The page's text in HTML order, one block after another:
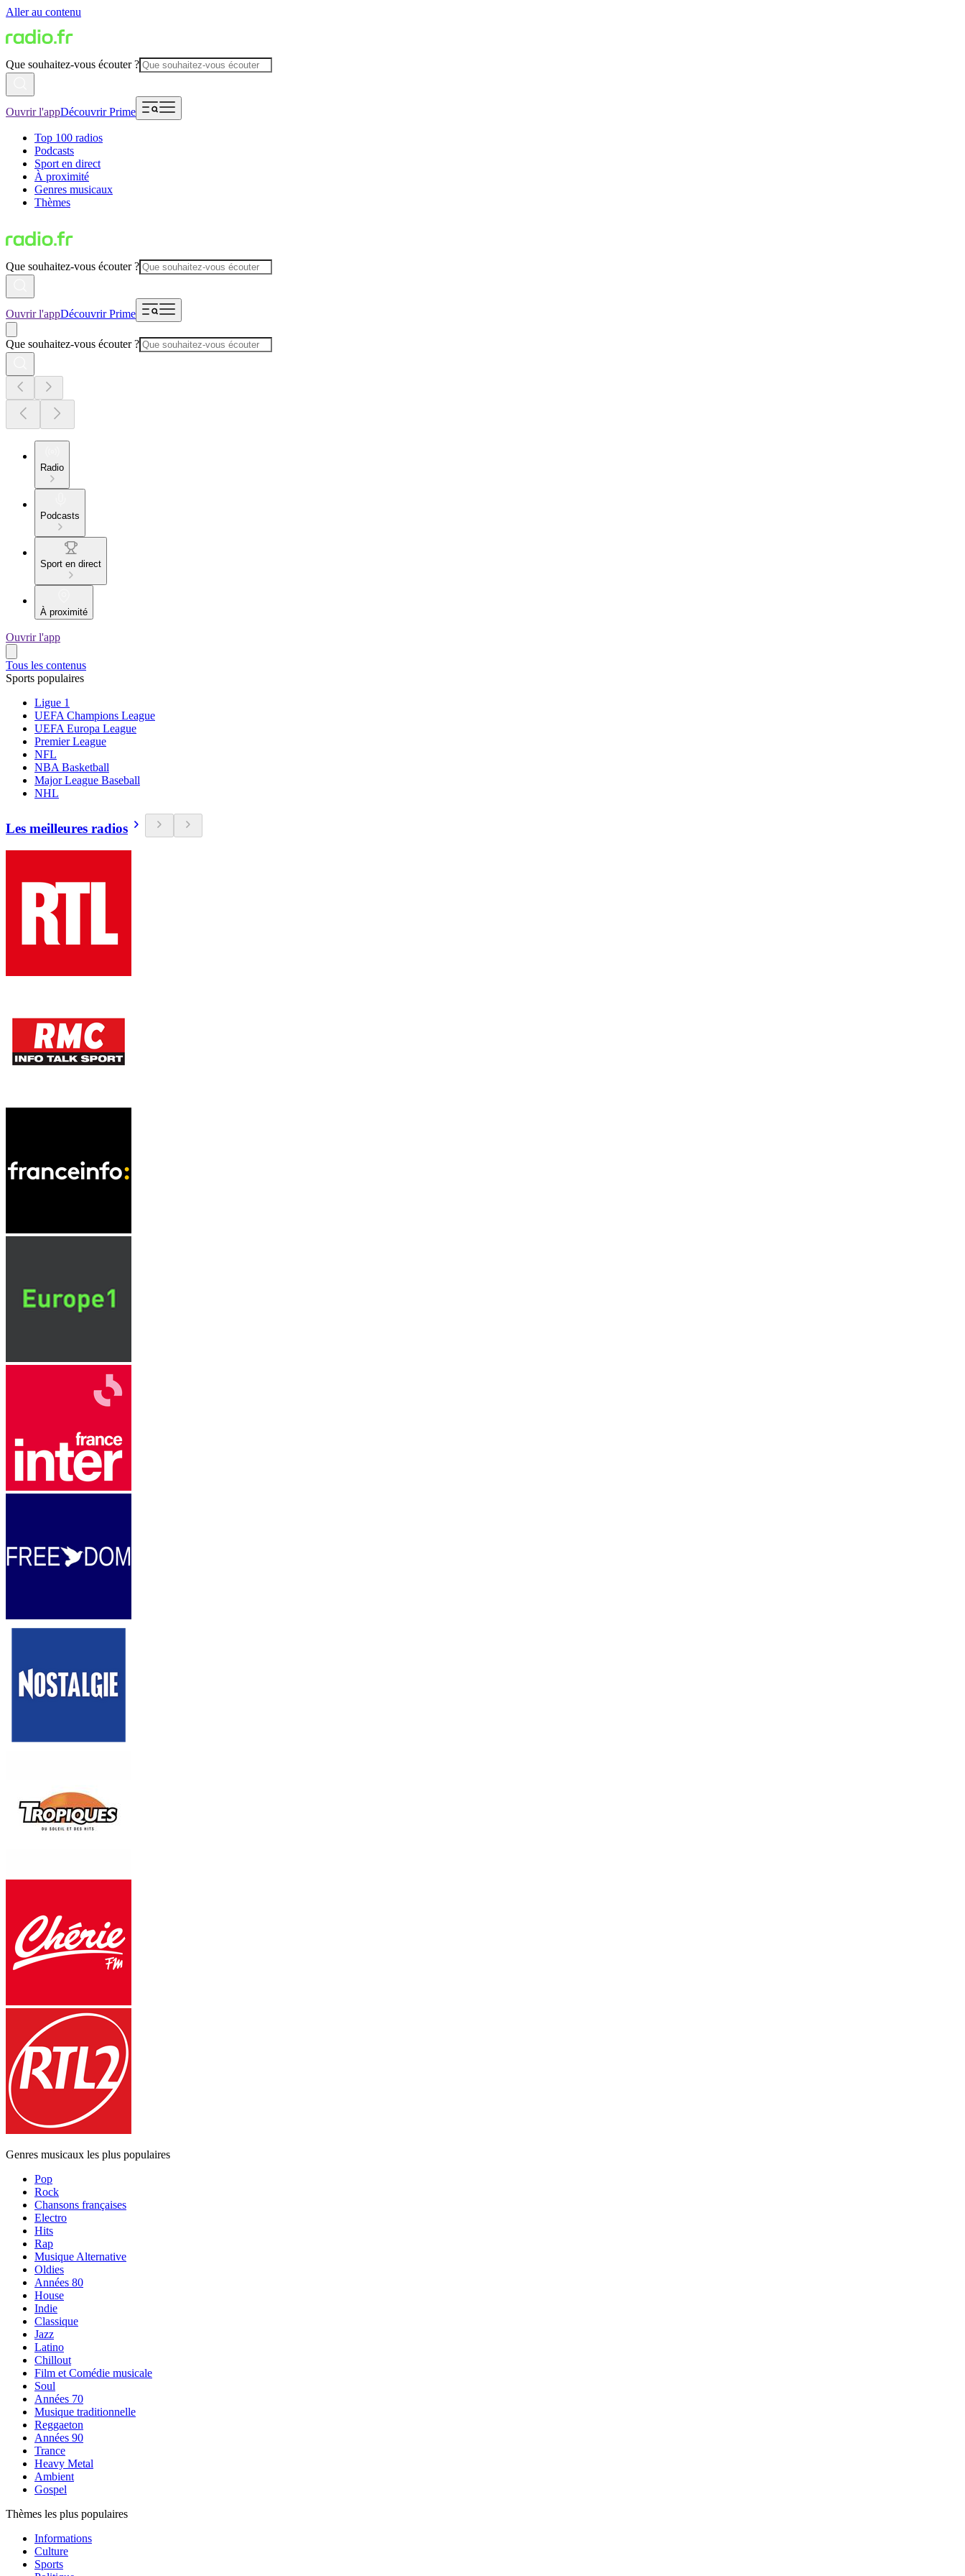
Aller au contenu
Que souhaitez-vous écouter ?
Ouvrir l'appDécouvrir Prime
Top 100 radios
Podcasts
Sport en direct
À proximité
Genres musicaux
Thèmes
Que souhaitez-vous écouter ?
Ouvrir l'appDécouvrir Prime
Que souhaitez-vous écouter ?
Radio
Podcasts
Sport en direct
À proximité
Ouvrir l'app
Tous les contenus
Sports populaires
Ligue 1
UEFA Champions League
UEFA Europa League
Premier League
NFL
NBA Basketball
Major League Baseball
NHL
Les meilleures radios
Genres musicaux les plus populaires
Pop
Rock
Chansons françaises
Electro
Hits
Rap
Musique Alternative
Oldies
Années 80
House
Indie
Classique
Jazz
Latino
Chillout
Film et Comédie musicale
Soul
Années 70
Musique traditionnelle
Reggaeton
Années 90
Trance
Heavy Metal
Ambient
Gospel
Thèmes les plus populaires
Informations
Culture
Sports